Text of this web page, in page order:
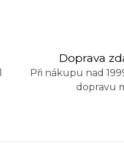
Doprava
Při nákupu nad
dopravu